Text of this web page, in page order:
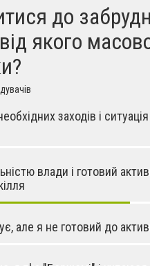
до
якого
заходів і
влади і готовий
але я не готовий до